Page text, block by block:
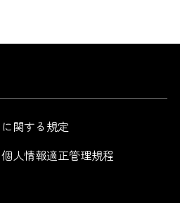
関する規定
人情報適正管理規程